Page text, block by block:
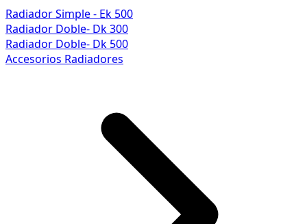
Radiador Simple - Ek 500
Radiador Doble- Dk 300
Radiador Doble- Dk 500
Accesorios Radiadores